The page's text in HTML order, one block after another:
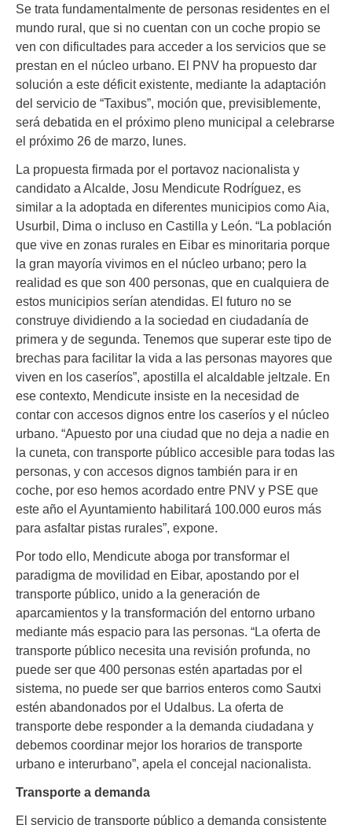
Se trata fundamentalmente de personas residentes en el
mundo rural, que si no cuentan con un coche propio se
ven con dificultades para acceder a los servicios que se
prestan en el núcleo urbano. El PNV ha propuesto dar
solución a este déficit existente, mediante la adaptación
del servicio de “Taxibus”, moción que, previsiblemente,
será debatida en el próximo pleno municipal a celebrarse
el próximo 26 de marzo, lunes.
La propuesta firmada por el portavoz nacionalista y
candidato a Alcalde, Josu Mendicute Rodríguez, es
similar a la adoptada en diferentes municipios como Aia,
Usurbil, Dima o incluso en Castilla y León. “La población
que vive en zonas rurales en Eibar es minoritaria porque
la gran mayoría vivimos en el núcleo urbano; pero la
realidad es que son 400 personas, que en cualquiera de
estos municipios serían atendidas. El futuro no se
construye dividiendo a la sociedad en ciudadanía de
primera y de segunda. Tenemos que superar este tipo de
brechas para facilitar la vida a las personas mayores que
viven en los caseríos”, apostilla el alcaldable jeltzale. En
ese contexto, Mendicute insiste en la necesidad de
contar con accesos dignos entre los caseríos y el núcleo
urbano. “Apuesto por una ciudad que no deja a nadie en
la cuneta, con transporte público accesible para todas las
personas, y con accesos dignos también para ir en
coche, por eso hemos acordado entre PNV y PSE que
este año el Ayuntamiento habilitará 100.000 euros más
para asfaltar pistas rurales”, expone.
Por todo ello, Mendicute aboga por transformar el
paradigma de movilidad en Eibar, apostando por el
transporte público, unido a la generación de
aparcamientos y la transformación del entorno urbano
mediante más espacio para las personas. “La oferta de
transporte público necesita una revisión profunda, no
puede ser que 400 personas estén apartadas por el
sistema, no puede ser que barrios enteros como Sautxi
estén abandonados por el Udalbus. La oferta de
transporte debe responder a la demanda ciudadana y
debemos coordinar mejor los horarios de transporte
urbano e interurbano”, apela el concejal nacionalista.
Transporte a demanda
El servicio de transporte público a demanda consistente